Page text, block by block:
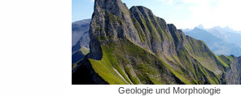
Geologie und Morphologie